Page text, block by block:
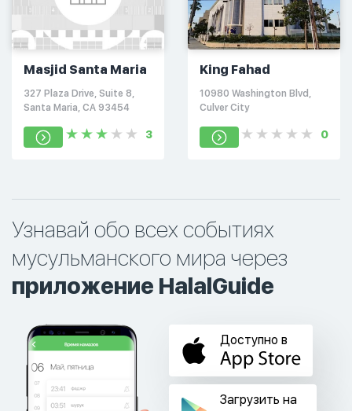
Masjid Santa Maria
327 Plaza Drive, Suite 8,
Santa Maria, CA 93454
3
King Fahad
10980 Washington Blvd,
Culver City
0
Узнавай обо всех событиях
мусульманского мира через
приложение HalalGuide
Доступно в
Загрузить на